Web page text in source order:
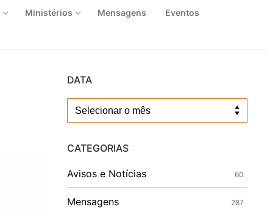
Ministérios Mensagens Eventos
DATA
Data
CATEGORIAS
Avisos e Notícias 60
Mensagens 287